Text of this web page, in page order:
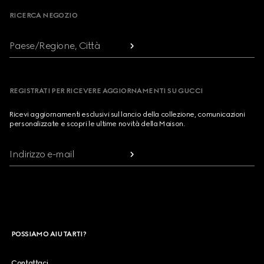
RICERCA NEGOZIO
Paese/Regione, Città
REGISTRATI PER RICEVERE AGGIORNAMENTI SU GUCCI
Ricevi aggiornamenti esclusivi sul lancio della collezione, comunicazioni
personalizzate e scopri le ultime novità della Maison.
Indirizzo e-mail
POSSIAMO AIUTARTI?